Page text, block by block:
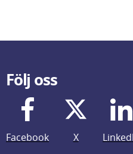
Följ oss
Facebook X